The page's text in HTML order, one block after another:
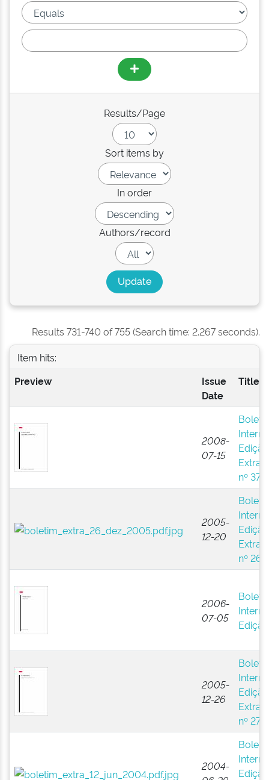
Results/Page
Sort items by
In order
Authors/record
Results 731-740 of 755 (Search time: 2.267 seconds).
Item hits:
Preview
Issue
Date
Title
2008-
07-15
Edição
nº 37
2005-
12-20
Edição
nº 26
2006-
07-05
2005-
12-26
Edição
nº 27
2004-
Edição